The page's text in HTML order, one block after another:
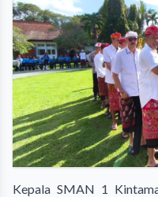
Kepala SMAN 1